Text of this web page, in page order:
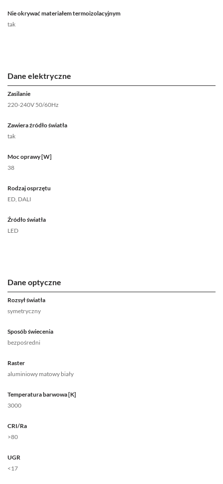
Nie okrywać materiałem termoizolacyjnym
tak
Dane elektryczne
Zasilanie
220-240V 50/60Hz
Zawiera źródło światła
tak
Moc oprawy [W]
38
Rodzaj osprzętu
ED, DALI
Źródło światła
LED
Dane optyczne
Rozsył światła
symetryczny
Sposób świecenia
bezpośredni
Raster
aluminiowy matowy biały
Temperatura barwowa [K]
3000
CRI/Ra
>80
UGR
<17